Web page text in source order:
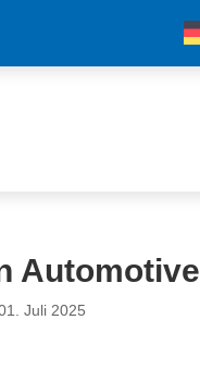
Automotive
Juli 2025